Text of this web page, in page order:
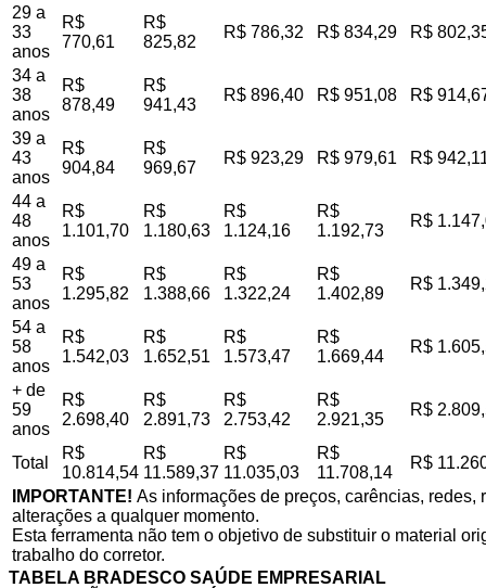
29 a
33
anos
R$
770,61
R$
825,82
R$ 786,32 R$ 834,29 R$
34 a
38
anos
R$
878,49
R$
941,43
R$ 896,40 R$ 951,08 R$
39 a
43
anos
R$
904,84
R$
969,67
R$ 923,29 R$ 979,61 R$
44 a
48
anos
R$
1.101,70
R$
1.180,63
R$
1.124,16
R$
1.192,73
R$
49 a
53
anos
R$
1.295,82
R$
1.388,66
R$
1.322,24
R$
1.402,89
R$
54 a
58
anos
R$
1.542,03
R$
1.652,51
R$
1.573,47
R$
1.669,44
R$
+ de
59
anos
R$
2.698,40
R$
2.891,73
R$
2.753,42
R$
2.921,35
R$
Total
R$
10.814,54
R$
11.589,37
R$
11.035,03
R$
11.708,14
R$
IMPORTANTE! As informações de preços, carências,
alterações a qualquer momento.
Esta ferramenta não tem o objetivo de substituir o material
trabalho do corretor.
TABELA BRADESCO SAÚDE EMPRESARIAL